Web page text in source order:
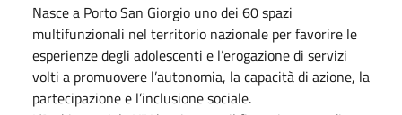
Nasce a Porto San Giorgio uno dei 60 spazi
multifunzionali nel territorio nazionale per favorire le
esperienze degli adolescenti e l’erogazione di servizi
volti a promuovere l’autonomia, la capacità di azione, la
partecipazione e l’inclusione sociale.